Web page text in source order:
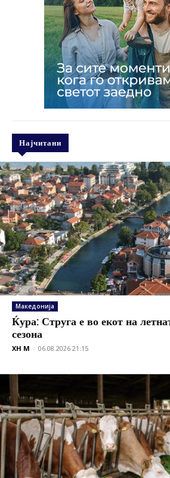
Најчитани
Македонија
Ќура: Струга е во екот на
сезона
XH M - 06.08.2026 21:15